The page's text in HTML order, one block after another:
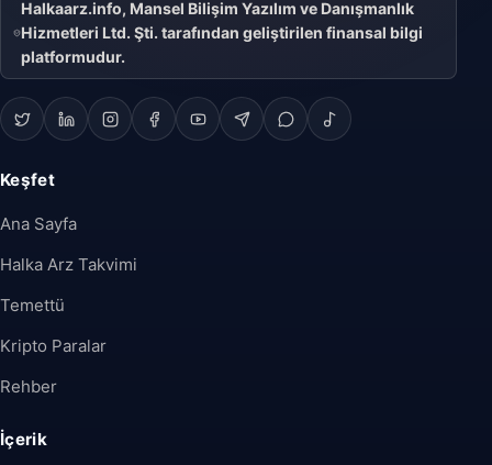
Halkaarz.info, Mansel Bilişim Yazılım ve Danışmanlık
Hizmetleri Ltd. Şti. tarafından geliştirilen finansal bilgi
platformudur.
Keşfet
Ana Sayfa
Halka Arz Takvimi
Temettü
Kripto Paralar
Rehber
İçerik